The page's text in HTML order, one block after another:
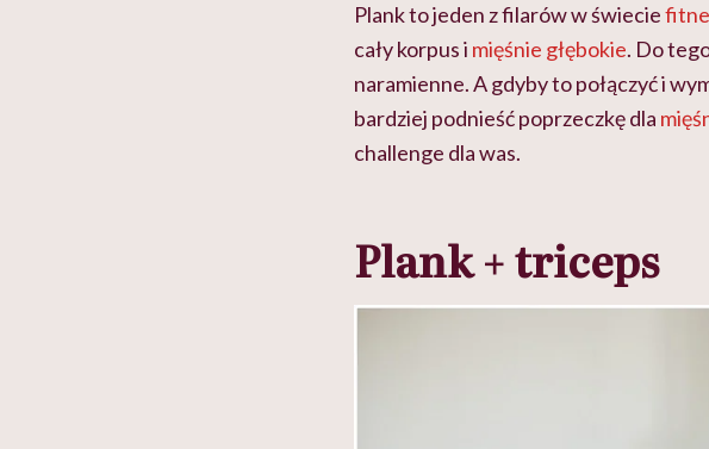
Plank to jeden z filarów w świecie
cały korpus i mięśnie głębokie. Do
naramienne. A gdyby to połączyć i
bardziej podnieść poprzeczkę dla
challenge dla was.
Plank + triceps